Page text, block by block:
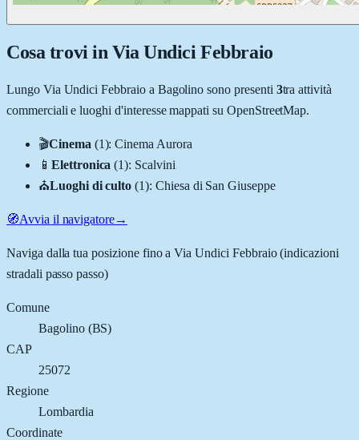
Cosa trovi in Via Undici Febbraio
Lungo Via Undici Febbraioa Bagolino sono presenti 3tra attività
commerciali e luoghi d'interesse mappati su OpenStreetMap.
🎬Cinema (1):Cinema Aurora
📱 Elettronica (1): Scalvini
⛪Luoghi di culto (1): Chiesa di San Giuseppe
🧭Avvia il navigatore→
Naviga dalla tua posizione fino aVia Undici Febbraio(indicazioni
stradali passo passo)
Comune
Bagolino(BS)
CAP
25072
Regione
Lombardia
Coordinate